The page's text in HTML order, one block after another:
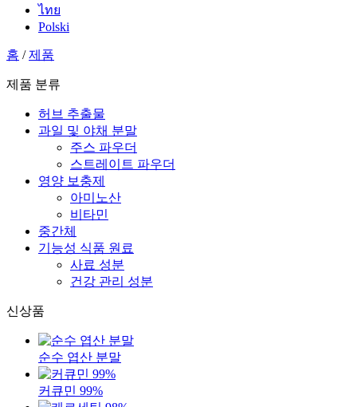
ไทย
Polski
홈 /제품
제품 분류
허브 추출물
과일 및 야채 분말
주스 파우더
스트레이트 파우더
영양 보충제
아미노산
비타민
중간체
기능성 식품 원료
사료 성분
건강 관리 성분
신상품
순수 엽산 분말
커큐민 99%